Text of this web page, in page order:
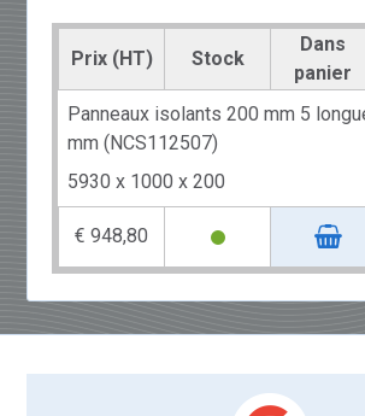
Prix (HT) Stock
Dans
panier
Panneaux isolants 200 mm 5
mm (NCS112507)
5930 x 1000 x 200
€ 948,80